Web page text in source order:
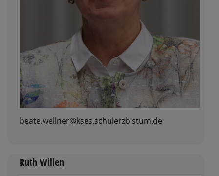
beate.wellner@kses.schulerzbistum.de
Ruth Willen